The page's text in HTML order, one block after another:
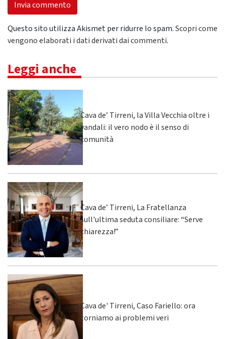
Questo sito utilizza Akismet per ridurre lo spam.Scopri come
vengono elaborati i dati derivati dai commenti.
Leggi anche
Cava de’ Tirreni, la Villa Vecchia oltre i
vandali: il vero nodo è il senso di
comunità
Cava de’ Tirreni, La Fratellanza
sull'ultima seduta consiliare: “Serve
chiarezza!”
Cava de' Tirreni, Caso Fariello: ora
torniamo ai problemi veri